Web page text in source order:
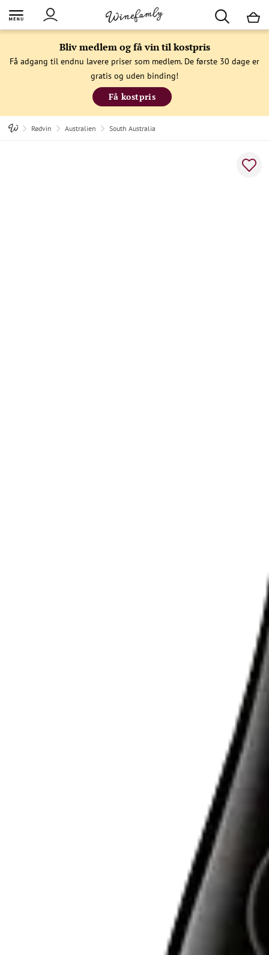
Bliv medlem og få vin til kostpris
Få adgang til endnu lavere priser som medlem. De første 30 dage er
gratis og uden binding!
Få kostpris
Rødvin Australien South Australia